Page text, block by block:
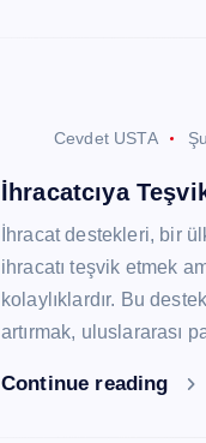
Cevdet USTA
İhracatcıya
İhracat destekleri, bir
ihracatı teşvik etmek
kolaylıklardır. Bu
artırmak, uluslararası
Continue reading